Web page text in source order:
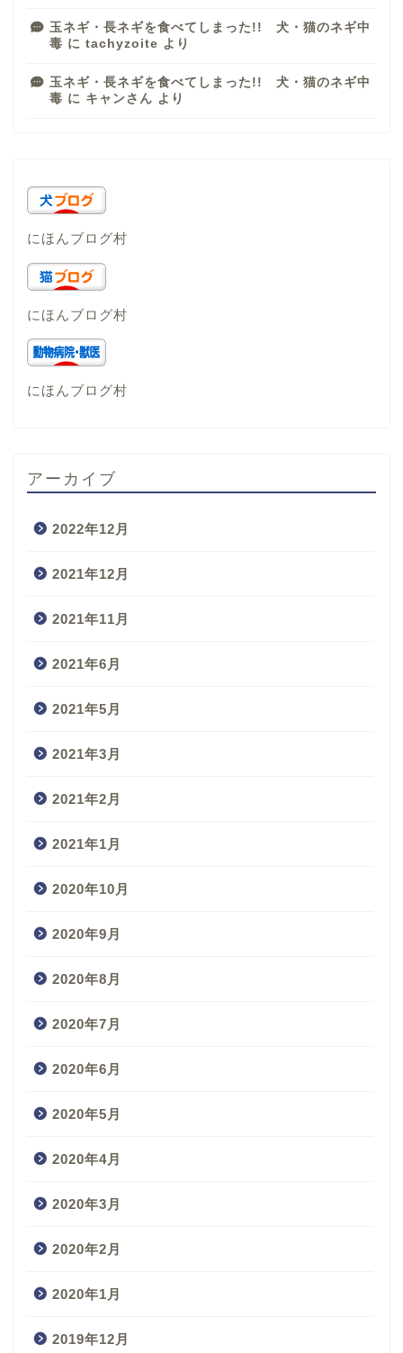
玉ネギ・長ネギを食べてしまった!! 犬・猫のネギ中
毒 に tachyzoite より
玉ネギ・長ネギを食べてしまった!! 犬・猫のネギ中
毒 に キャンさん より
にほんブログ村
にほんブログ村
にほんブログ村
アーカイブ
2022年12月
2021年12月
2021年11月
2021年6月
2021年5月
2021年3月
2021年2月
2021年1月
2020年10月
2020年9月
2020年8月
2020年7月
2020年6月
2020年5月
2020年4月
2020年3月
2020年2月
2020年1月
2019年12月